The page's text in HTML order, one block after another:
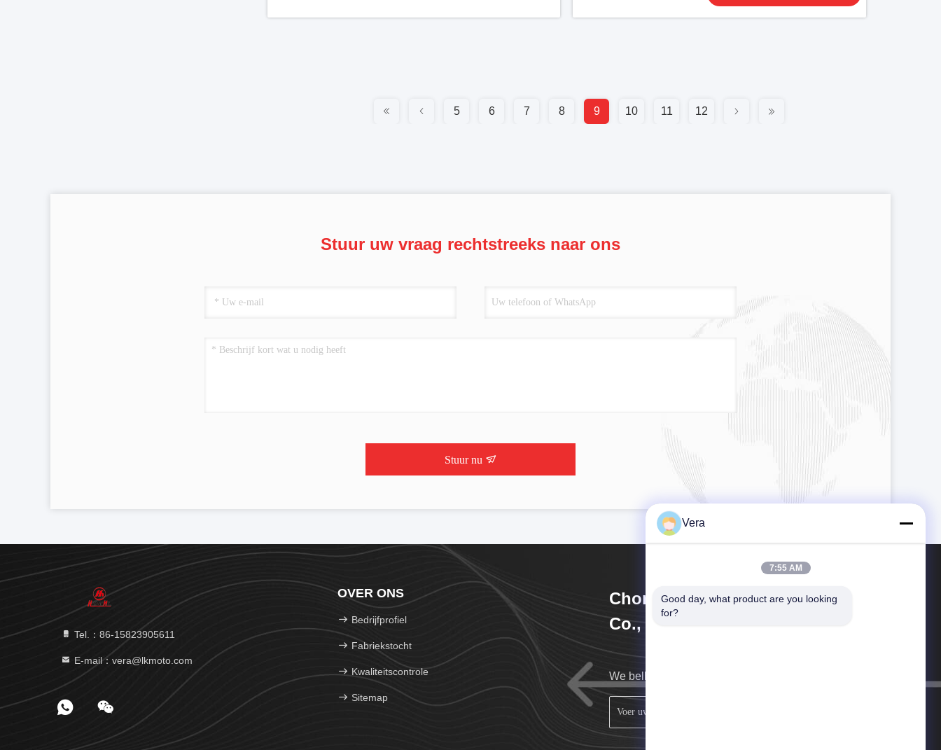
5 6 7 8 9 10 11 12
Stuur uw vraag rechtstreeks naar ons
Stuur nu
Tel.：86-15823905611
E-mail：vera@lkmoto.com
OVER ONS
Bedrijfprofiel
Fabriekstocht
Kwaliteitscontrole
Sitemap
Chongqing Longkang Motorcycle
Co., Ltd.
We bellen u zo snel mogelijk terug.
Vera
7:55 AM
Good day, what product are you looking
for?